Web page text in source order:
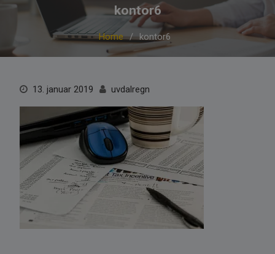
kontor6
Home kontor6
13. januar 2019 uvdalregn